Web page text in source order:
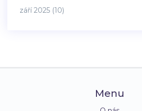
září 2025 (10)
Menu